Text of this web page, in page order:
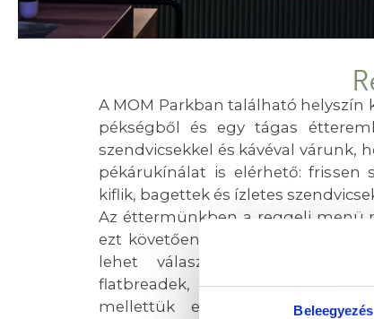
Beleegyezés
A MOM Parkban található helyszín
pékségből és egy tágas
szendvicsekkel és kávéval várunk,
pékárukínálat is elérhető: frissen
kiflik, bagettek és ízletes
Az éttermünkben a reggeli menü
ezt követően 11:30-tól az á la
lehet választani. A kínálatban
flatbreadek, valamint húsos,
mellettük ellenállhatatlan